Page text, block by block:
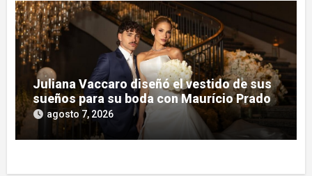
Juliana Vaccaro diseñó el vestido de sus
sueños para su boda con Maurício Prado
agosto 7, 2026